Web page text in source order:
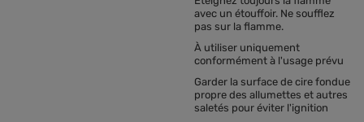
avec un étouffoir. Ne soufflez
pas sur la flamme.
À utiliser uniquement
conformément à l'usage prévu
Garder la surface de cire fondue
propre des allumettes et autres
saletés pour éviter l'ignition